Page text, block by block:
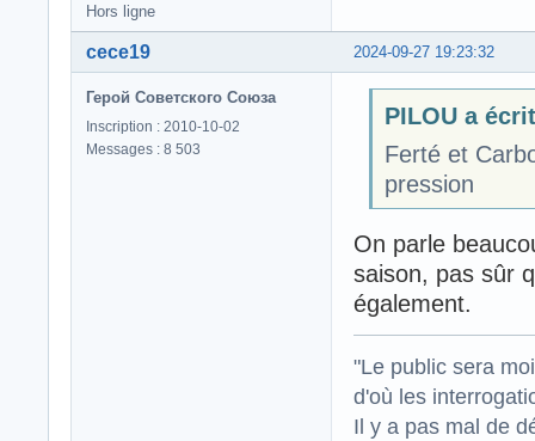
Hors ligne
2024-09-27 19:23:32
cece19
Герой Советского Союза
Inscription : 2010-10-02
Messages : 8 503
PILOU a
Ferté et
pression
On parle
saison, pas sûr
également.
"Le public sera
d'où les
Il y a pas mal de